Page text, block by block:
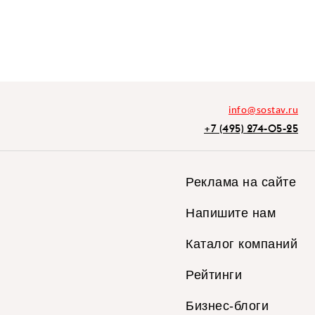
info@sostav.ru
+7 (495) 274-05-25
Реклама на сайте
Напишите нам
Каталог компаний
Рейтинги
Бизнес-блоги